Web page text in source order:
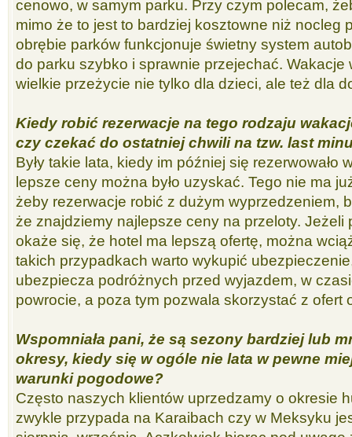
cenowo, w samym parku. Przy czym polecam,
mimo że to jest to bardziej kosztowne niż nocleg
obrębie parków funkcjonuje świetny system
do parku szybko i sprawnie przejechać. Wakacje
wielkie przeżycie nie tylko dla dzieci, ale też dla
Kiedy robić rezerwacje na tego rodzaju
czy czekać do ostatniej chwili na tzw. last
Były takie lata, kiedy im później się rezerwowało
lepsze ceny można było uzyskać. Tego nie ma
żeby rezerwacje robić z dużym wyprzedzeniem,
że znajdziemy najlepsze ceny na przeloty. Jeżeli
okaże się, że hotel ma lepszą ofertę, można
takich przypadkach warto wykupić
ubezpiecza podróżnych przed wyjazdem, w
powrocie, a poza tym pozwala skorzystać z ofert
Wspomniała pani, że są sezony bardziej lub
okresy, kiedy się w ogóle nie lata w pewne
warunki pogodowe?
Często naszych klientów uprzedzamy o okresie
zwykle przypada na Karaibach czy w Meksyku